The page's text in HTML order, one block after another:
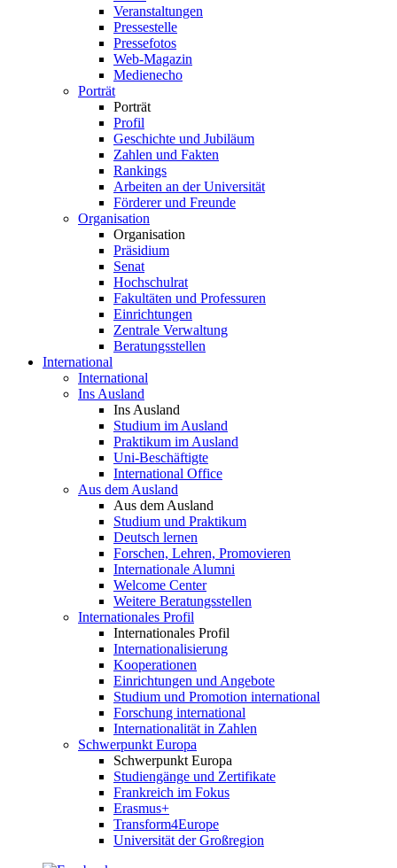
Veranstaltungen
Pressestelle
Pressefotos
Web-Magazin
Medienecho
Porträt
Porträt
Profil
Geschichte und Jubiläum
Zahlen und Fakten
Rankings
Arbeiten an der Universität
Förderer und Freunde
Organisation
Organisation
Präsidium
Senat
Hochschulrat
Fakultäten und Professuren
Einrichtungen
Zentrale Verwaltung
Beratungsstellen
International
International
Ins Ausland
Ins Ausland
Studium im Ausland
Praktikum im Ausland
Uni-Beschäftigte
International Office
Aus dem Ausland
Aus dem Ausland
Studium und Praktikum
Deutsch lernen
Forschen, Lehren, Promovieren
Internationale Alumni
Welcome Center
Weitere Beratungsstellen
Internationales Profil
Internationales Profil
Internationalisierung
Kooperationen
Einrichtungen und Angebote
Studium und Promotion international
Forschung international
Internationalität in Zahlen
Schwerpunkt Europa
Schwerpunkt Europa
Studiengänge und Zertifikate
Frankreich im Fokus
Erasmus+
Transform4Europe
Universität der Großregion